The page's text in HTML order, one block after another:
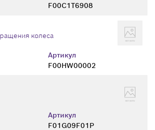
F00C1T6908
Артикул
F00HW00002
колеса
Артикул
F01G09F01P